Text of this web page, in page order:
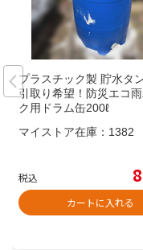
プラスチック製 貯水タ
引取り希望！防災エコ
ク用ドラム缶200ℓ
マイストア在庫： 1382
税込
カートに入れる